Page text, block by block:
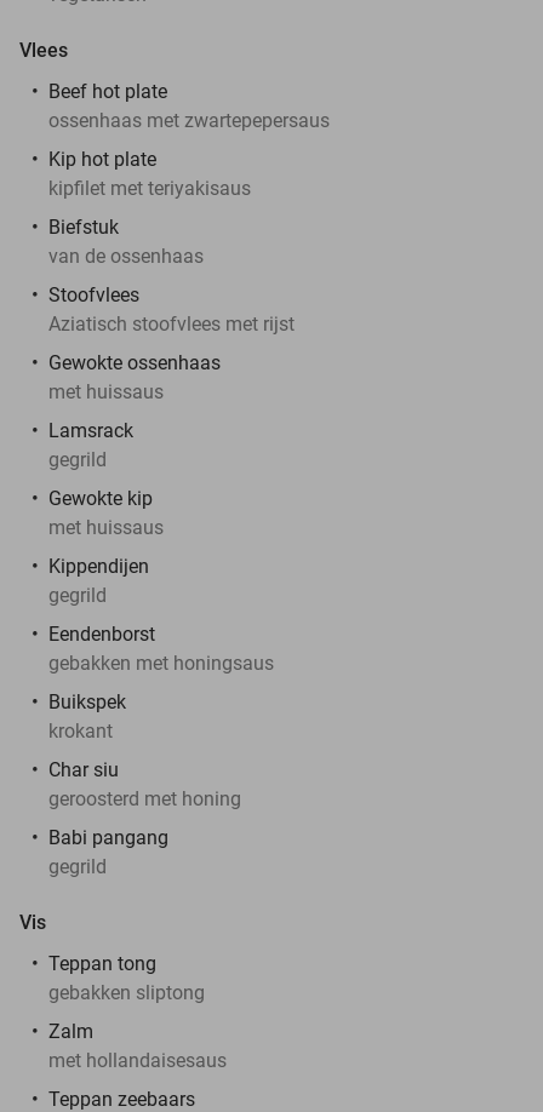
Vlees
Beef hot plate
ossenhaas met zwartepepersaus
Kip hot plate
kipfilet met teriyakisaus
Biefstuk
van de ossenhaas
Stoofvlees
Aziatisch stoofvlees met rijst
Gewokte ossenhaas
met huissaus
Lamsrack
gegrild
Gewokte kip
met huissaus
Kippendijen
gegrild
Eendenborst
gebakken met honingsaus
Buikspek
krokant
Char siu
geroosterd met honing
Babi pangang
gegrild
Vis
Teppan tong
gebakken sliptong
Zalm
met hollandaisesaus
Teppan zeebaars